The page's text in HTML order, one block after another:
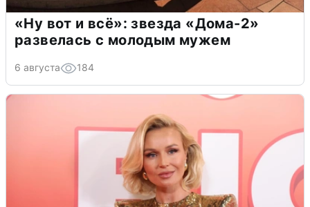
«Ну вот и всё»: звезда «Дома-2»
развелась с молодым мужем
6 августа 184